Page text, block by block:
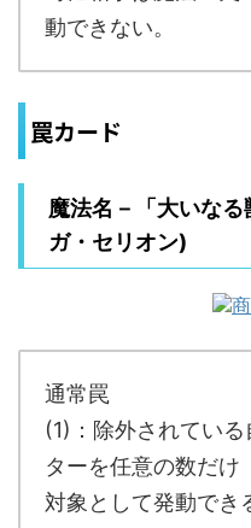
動できない。
罠カード
魔法名－「大いな
ガ・セリオン)
通常罠
(1)：除外されてい
ターを任意の数だけ
対象として発動でき